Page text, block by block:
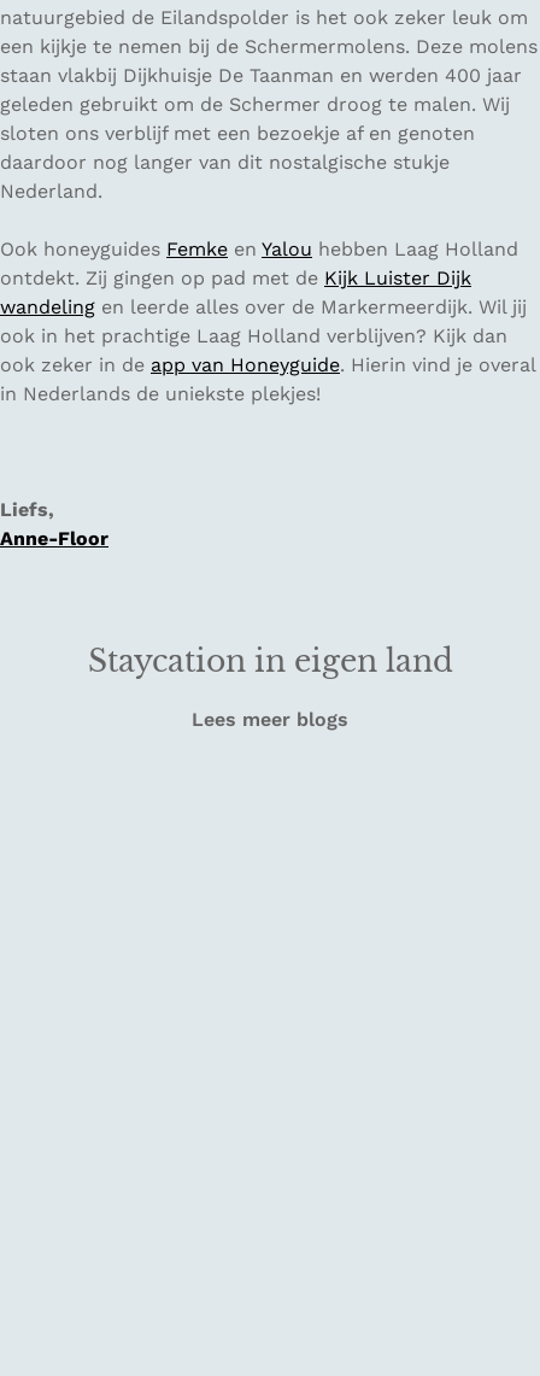
natuurgebied de Eilandspolder is het ook zeker leuk om
een kijkje te nemen bij de Schermermolens. Deze molens
staan vlakbij Dijkhuisje De Taanman en werden 400 jaar
geleden gebruikt om de Schermer droog te malen. Wij
sloten ons verblijf met een bezoekje af en genoten
daardoor nog langer van dit nostalgische stukje
Nederland.
Ook honeyguides Femke en Yalou hebben Laag Holland
ontdekt. Zij gingen op pad met de Kijk Luister Dijk
wandeling en leerde alles over de Markermeerdijk. Wil jij
ook in het prachtige Laag Holland verblijven? Kijk dan
ook zeker in de app van Honeyguide. Hierin vind je overal
in Nederlands de uniekste plekjes!
Liefs,
Anne-Floor
Staycation in eigen land
Lees meer blogs